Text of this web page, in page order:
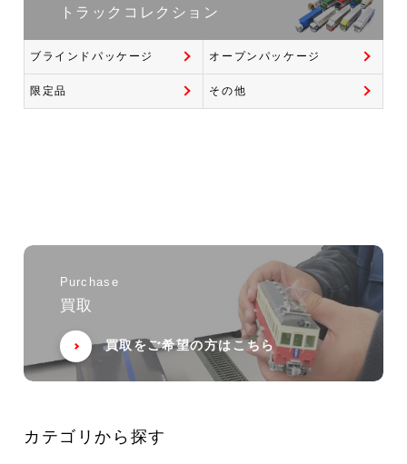
トラックコレクション
ブラインドパッケージ オープンパッケージ
限定品 その他
Purchase
買取
買取をご希望の方はこちら
カテゴリから探す